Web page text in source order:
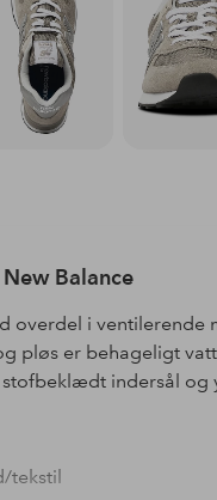
New Balance
overdel i
pløs er behageligt
indersål og
tekstil